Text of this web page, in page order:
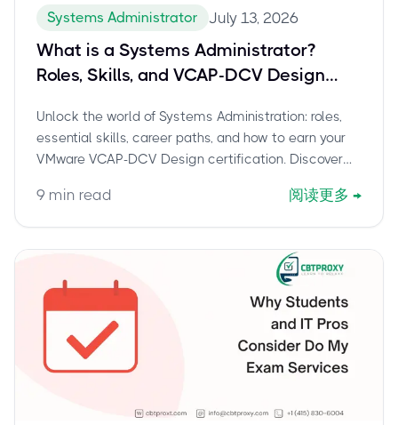
Systems Administrator July 13, 2026
What is a Systems Administrator?
Roles, Skills, and VCAP-DCV Design
Unlock the world of Systems Administration: roles,
essential skills, career paths, and how to earn your
VMware VCAP-DCV Design certification. Discover
for your 3V0-21.23 exam.
9 min read 阅读更多 →